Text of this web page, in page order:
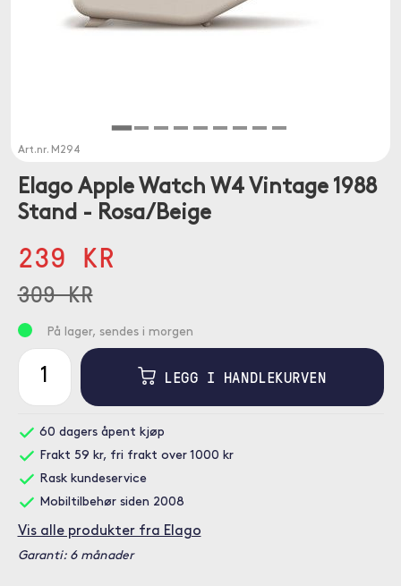
Art.nr. M294
Elago Apple Watch W4 Vintage 1988
Stand - Rosa/Beige
239 KR
309 KR
På lager, sendes i morgen
LEGG I HANDLEKURVEN
60 dagers åpent kjøp
Frakt 59 kr, fri frakt over 1000 kr
Rask kundeservice
Mobiltilbehør siden 2008
Vis alle produkter fra Elago
Garanti: 6 månader